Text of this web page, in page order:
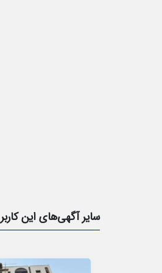
سایر آگهی‌های این کاربر